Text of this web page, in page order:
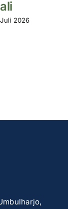
2026